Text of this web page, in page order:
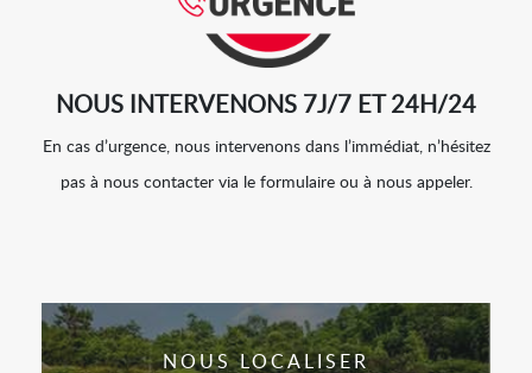
NOUS INTERVENONS 7J/7 ET 24H/24
En cas d’urgence, nous intervenons dans l’immédiat, n’hésitez
pas à nous contacter via le formulaire ou à nous appeler.
NOUS LOCALISER